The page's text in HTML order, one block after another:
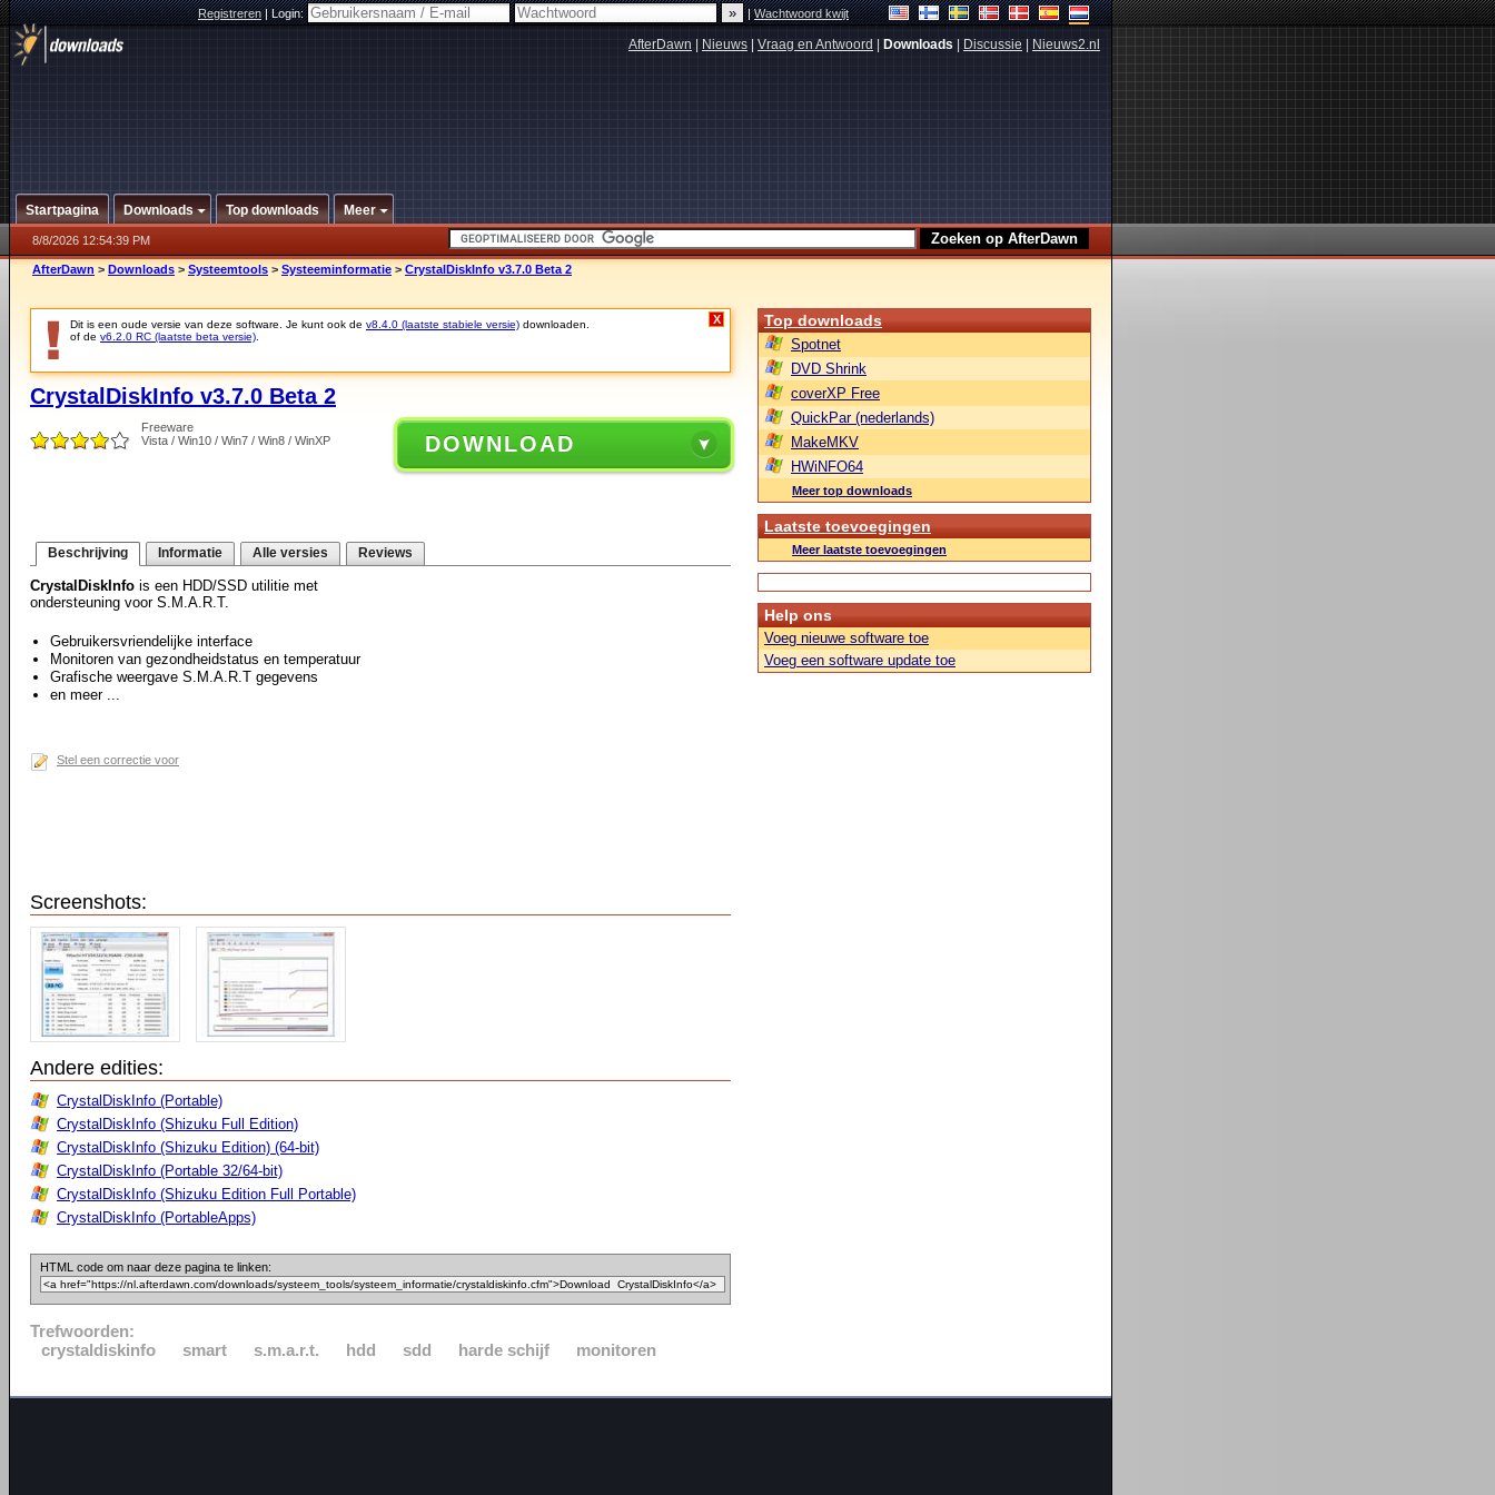
Registreren|Login: |Wachtwoord kwijt
AfterDawn Nieuws Vraag en Antwoord Downloads Discussie Nieuws2.nl
Startpagina Downloads Top downloads Meer
8/8/2026 12:54:39 PM
AfterDawn > Downloads > Systeemtools > Systeeminformatie > CrystalDiskInfo v3.7.0 Beta 2
Dit is een oude versie van deze software. Je kunt ook de v8.4.0 (laatste stabiele versie) downloaden.
of de v6.2.0 RC (laatste beta versie)
X
CrystalDiskInfo v3.7.0 Beta 2
Freeware
Vista / Win10 / Win7 / Win8 / WinXP
DOWNLOAD
Beschrijving Informatie Alle versies Reviews
CrystalDiskInfo is een HDD/SSD utilitie met
ondersteuning voor S.M.A.R.T.
Gebruikersvriendelijke interface
Monitoren van gezondheidstatus en temperatuur
Grafische weergave S.M.A.R.T gegevens
en meer ...
Stel een correctie voor
Screenshots:
Andere edities:
CrystalDiskInfo (Portable)
CrystalDiskInfo (Shizuku Full Edition)
CrystalDiskInfo (Shizuku Edition) (64-bit)
CrystalDiskInfo (Portable 32/64-bit)
CrystalDiskInfo (Shizuku Edition Full Portable)
CrystalDiskInfo (PortableApps)
HTML code om naar deze pagina te linken:
Trefwoorden:
crystaldiskinfo
smart s.m.a.r.t. hdd sdd harde schijf monitoren
Top downloads
Spotnet
DVD Shrink
coverXP Free
QuickPar (nederlands)
MakeMKV
HWiNFO64
Meer top downloads
Laatste toevoegingen
Meer laatste toevoegingen
Help ons
Voeg nieuwe software toe
Voeg een software update toe